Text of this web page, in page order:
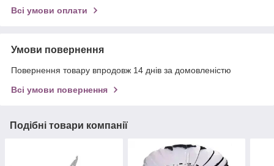
Всі умови оплати
Умови повернення
Повернення товару впродовж 14 днів за домовленістю
Всі умови повернення
Подібні товари компанії